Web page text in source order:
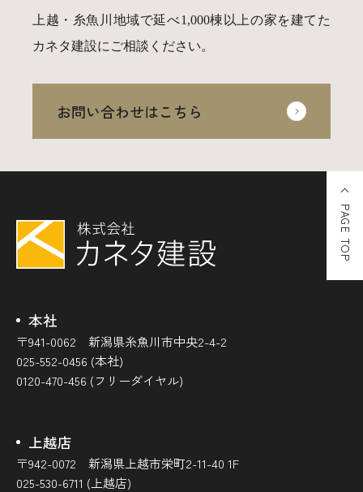
上越・糸魚川地域で延べ1,000棟以上の家を建てた
カネタ建設にご相談ください。
お問い合わせはこちら
本社
〒941-0062 新潟県糸魚川市中央2-4-2
025-552-0456 (本社)
0120-470-456 (フリーダイヤル)
上越店
〒942-0072 新潟県上越市栄町2-11-40 1F
025-530-6711 (上越店)
PAGE TOP